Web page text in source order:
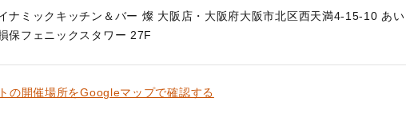
ナミックキッチン＆バー 燦 大阪店・大阪府大阪市北区西天満4-15-10 あい
保フェニックスタワー 27F
の開催場所をGoogleマップで確認する